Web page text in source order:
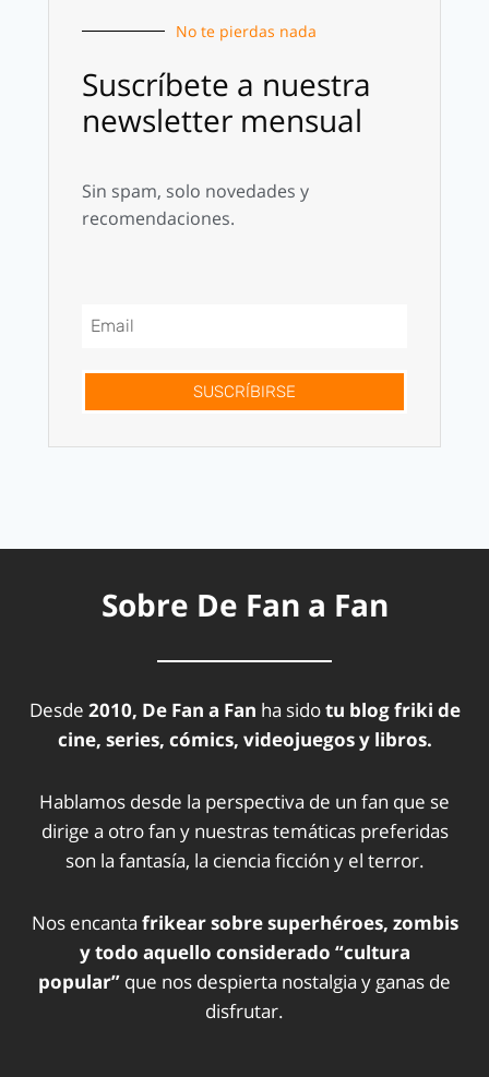
No te pierdas nada
Suscríbete a nuestra
newsletter mensual
Sin spam, solo novedades y
recomendaciones.
SUSCRÍBIRSE
Sobre De Fan a Fan
Desde 2010, De Fan a Fan ha sidotu blog friki de
cine, series, cómics, videojuegos y libros.
Hablamos desde la perspectiva de un fan que se
dirige a otro fan y nuestras temáticas preferidas
son la fantasía, la ciencia ficción y el terror.
Nos encanta frikear sobre superhéroes, zombis
y todo aquello considerado “cultura
popular” que nos despierta nostalgia y ganas de
disfrutar.